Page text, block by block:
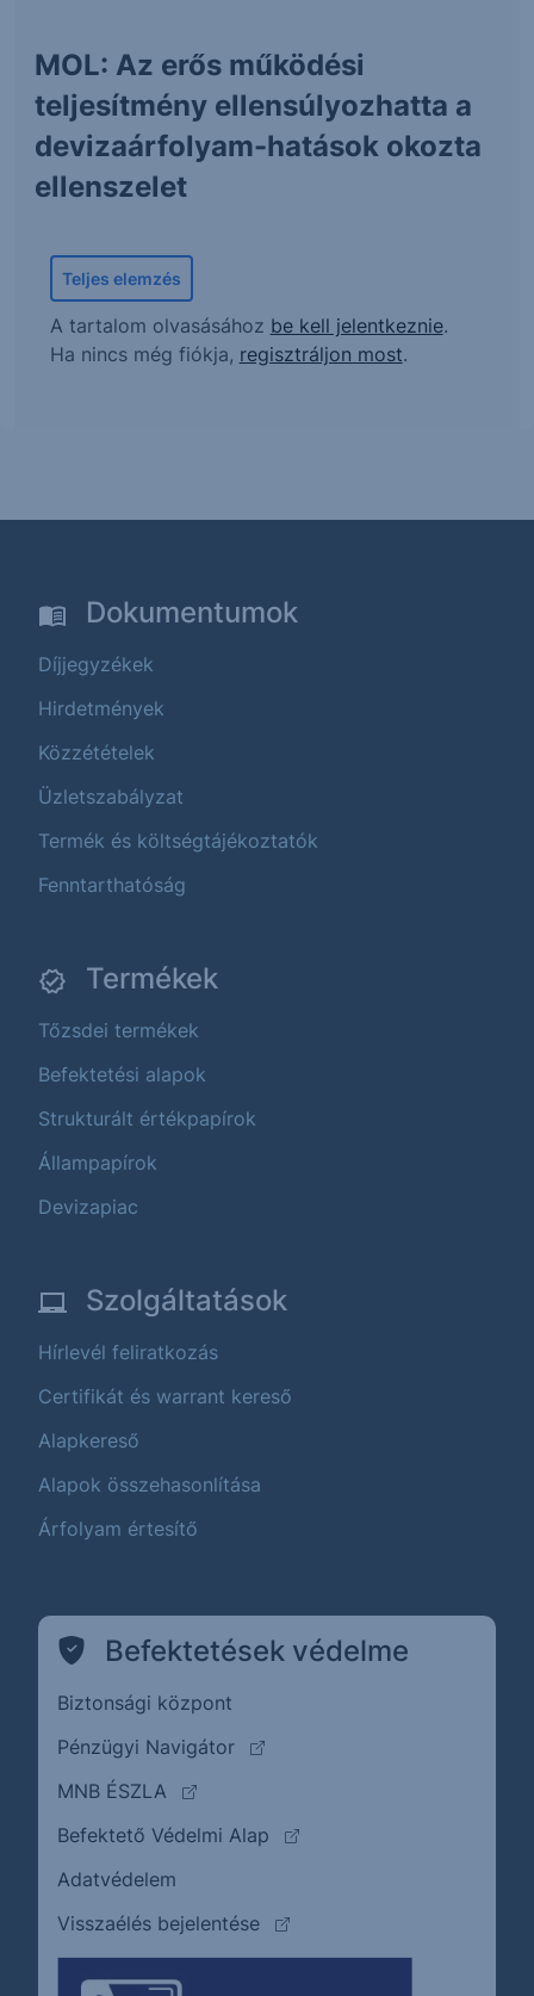
MOL: Az erős működési
teljesítmény ellensúlyozhatta a
devizaárfolyam-hatások okozta
ellenszelet
Teljes elemzés
A tartalom olvasásához be kell jelentkeznie.
Ha nincs még fiókja, regisztráljon most.
Dokumentumok
Díjjegyzékek
Hirdetmények
Közzétételek
Üzletszabályzat
Termék és költségtájékoztatók
Fenntarthatóság
Termékek
Tőzsdei termékek
Befektetési alapok
Strukturált értékpapírok
Állampapírok
Devizapiac
Szolgáltatások
Hírlevél feliratkozás
Certifikát és warrant kereső
Alapkereső
Alapok összehasonlítása
Árfolyam értesítő
Befektetések védelme
Biztonsági központ
Pénzügyi Navigátor
(külső oldalra ugrik)
MNB ÉSZLA
(külső oldalra ugrik)
Befektető Védelmi Alap
(külső oldalra ugrik)
Adatvédelem
Visszaélés bejelentése
(külső oldalra ugrik)